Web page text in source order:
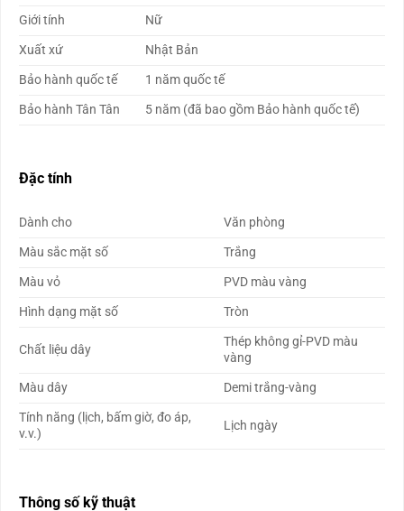
Giới tính
Nữ
Xuất xứ
Nhật Bản
Bảo hành quốc tế
1 năm quốc tế
Bảo hành Tân Tân
5 năm (đã bao gồm Bảo hành quốc tế)
Đặc tính
Dành cho
Văn phòng
Màu sắc mặt số
Trắng
Màu vỏ
PVD màu vàng
Hình dạng mặt số
Tròn
Chất liệu dây
Thép không gỉ-PVD màu
vàng
Màu dây
Demi trắng-vàng
Tính năng (lịch, bấm giờ, đo áp,
v.v.)
Lịch ngày
Thông số kỹ thuật